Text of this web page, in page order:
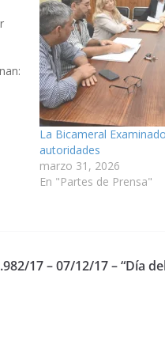
La Bicameral
autoridades
marzo 31, 2026
En "Partes de Prensa"
17 – 07/12/17 – “Día